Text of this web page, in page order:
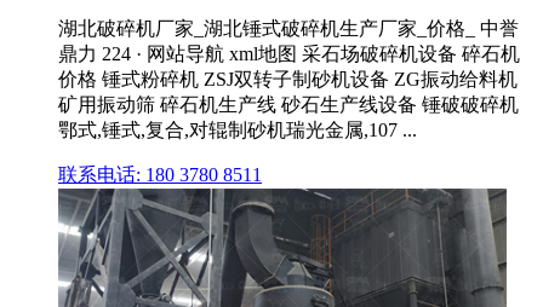
湖北破碎机厂家_湖北锤式破碎机生产厂家_价格_ 中誉
鼎力 224 · 网站导航 xml地图 采石场破碎机设备 碎石机
价格 锤式粉碎机 ZSJ双转子制砂机设备 ZG振动给料机
矿用振动筛 碎石机生产线 砂石生产线设备 锤破破碎机
鄂式,锤式,复合,对辊制砂机瑞光金属,107 ...
联系电话: 180 3780 8511